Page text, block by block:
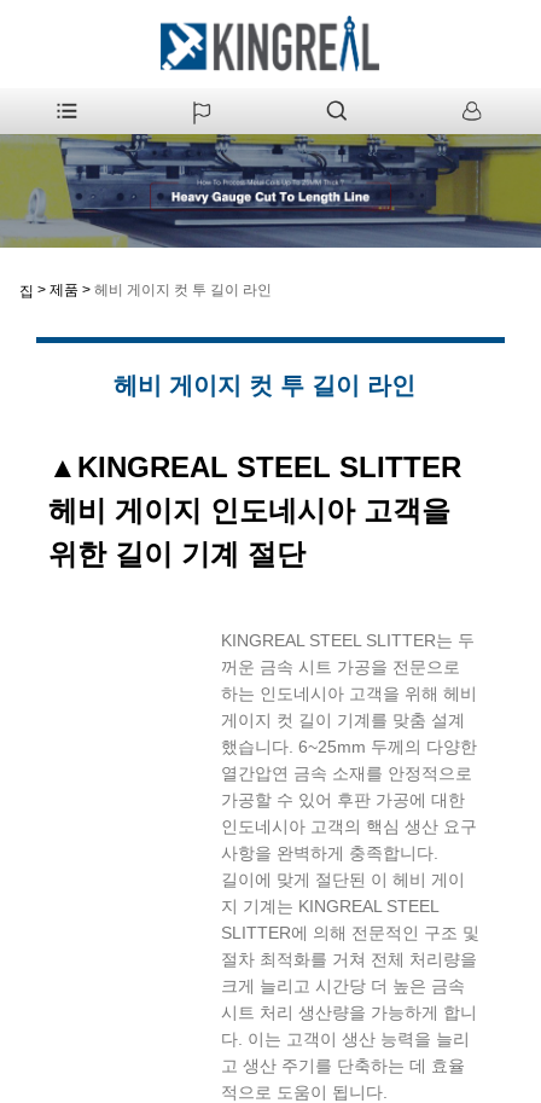
집 > 제품 > 헤비 게이지 컷 투 길이 라인
헤비 게이지 컷 투 길이 라인
▲ KINGREAL STEEL SLITTER
헤비 게이지 인도네시아 고객을
위한 길이 기계 절단
KINGREAL STEEL SLITTER는 두
꺼운 금속 시트 가공을 전문으로
하는 인도네시아 고객을 위해 헤비
게이지 컷 길이 기계를 맞춤 설계
했습니다. 6~25mm 두께의 다양한
열간압연 금속 소재를 안정적으로
가공할 수 있어 후판 가공에 대한
인도네시아 고객의 핵심 생산 요구
사항을 완벽하게 충족합니다.
길이에 맞게 절단된 이 헤비 게이
지 기계는 KINGREAL STEEL
SLITTER에 의해 전문적인 구조 및
절차 최적화를 거쳐 전체 처리량을
크게 늘리고 시간당 더 높은 금속
시트 처리 생산량을 가능하게 합니
다. 이는 고객이 생산 능력을 늘리
고 생산 주기를 단축하는 데 효율
적으로 도움이 됩니다.